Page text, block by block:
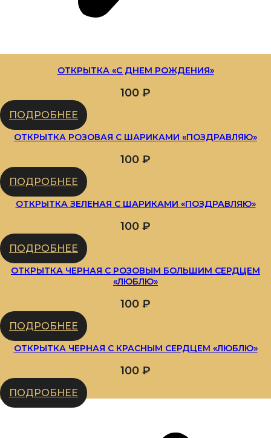
ОТКРЫТКА «С ДНЕМ РОЖДЕНИЯ»
100 ₽
ПОДРОБНЕЕ
ОТКРЫТКА РОЗОВАЯ С ШАРИКАМИ «ПОЗДРАВЛЯЮ»
100 ₽
ПОДРОБНЕЕ
ОТКРЫТКА ЗЕЛЕНАЯ С ШАРИКАМИ «ПОЗДРАВЛЯЮ»
100 ₽
ПОДРОБНЕЕ
ОТКРЫТКА ЧЕРНАЯ С РОЗОВЫМ БОЛЬШИМ СЕРДЦЕМ
«ЛЮБЛЮ»
100 ₽
ПОДРОБНЕЕ
ОТКРЫТКА ЧЕРНАЯ С КРАСНЫМ СЕРДЦЕМ «ЛЮБЛЮ»
100 ₽
ПОДРОБНЕЕ